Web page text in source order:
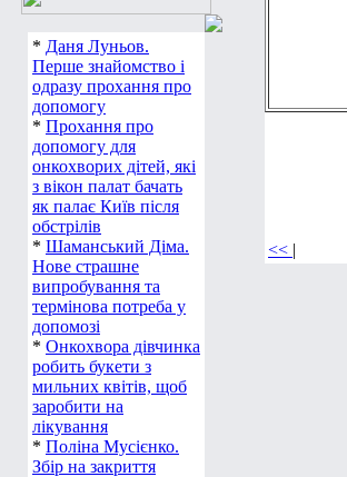
* Даня Луньов.
Перше знайомство і
одразу прохання про
допомогу
* Прохання про
допомогу для
онкохворих дітей, які
з вікон палат бачать
як палає Київ після
обстрілів
* Шаманський Діма.
Нове страшне
випробування та
термінова потреба у
допомозі
* Онкохвора дівчинка
робить букети з
мильних квітів, щоб
заробити на
лікування
* Поліна Мусієнко.
Збір на закриття
<< |